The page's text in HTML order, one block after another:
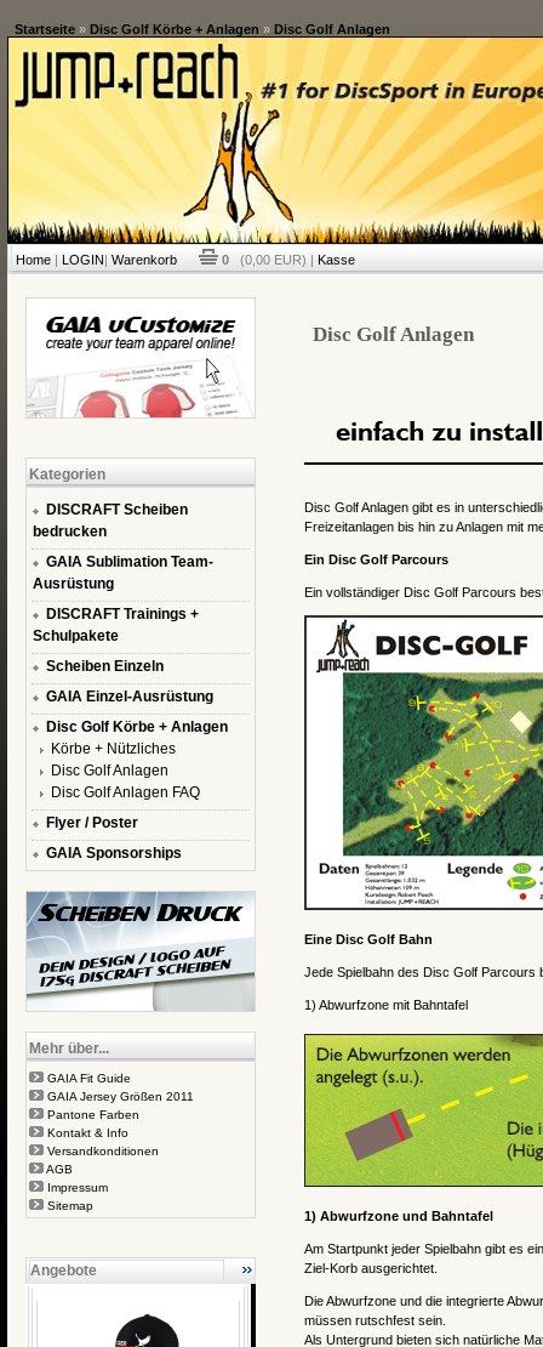
Startseite» Disc Golf Körbe + Anlagen » Disc Golf Anlagen
Home| LOGIN| Warenkorb 0 (0,00 EUR) | Kasse
Kategorien
DISCRAFT Scheiben
bedrucken
GAIA Sublimation Team-
Ausrüstung
DISCRAFT Trainings +
Schulpakete
Scheiben Einzeln
GAIA Einzel-Ausrüstung
Disc Golf Körbe + Anlagen
Körbe + Nützliches
Disc Golf Anlagen
Disc Golf Anlagen FAQ
Flyer / Poster
GAIA Sponsorships
Mehr über...
GAIA Fit Guide
GAIA Jersey Größen 2011
Pantone Farben
Kontakt & Info
Versandkonditionen
AGB
Impressum
Sitemap
Angebote
Disc Golf Anlagen
Disc Golf Anlagen gibt es in
Freizeitanlagen bis hin zu Anlagen mit
Ein Disc Golf Parcours
Ein vollständiger Disc Golf Parcours
Eine Disc Golf Bahn
Jede Spielbahn des Disc Golf Parcours
1) Abwurfzone mit Bahntafel
1) Abwurfzone und Bahntafel
Am Startpunkt jeder Spielbahn gibt es
Ziel-Korb ausgerichtet.
Die Abwurfzone und die integrierte
müssen rutschfest sein.
Als Untergrund bieten sich natürliche